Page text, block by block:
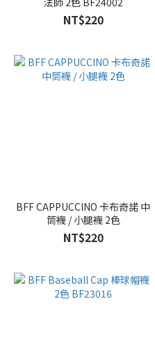
NT$220
BFF CAPPUCCINO 卡布奇諾 中
筒襪 / 小腿襪 2色
NT$220